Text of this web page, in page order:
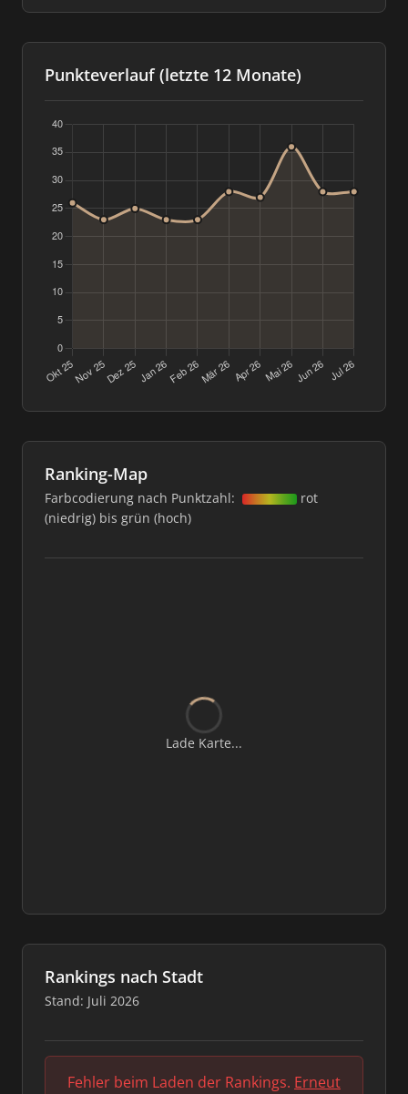
Punkteverlauf (letzte 12 Monate)
Ranking-Map
Farbcodierung nach Punktzahl:
rot
(niedrig) bis grün (hoch)
Lade Karte...
Rankings nach Stadt
Stand: Juli 2026
Fehler beim Laden der Rankings. Erneut